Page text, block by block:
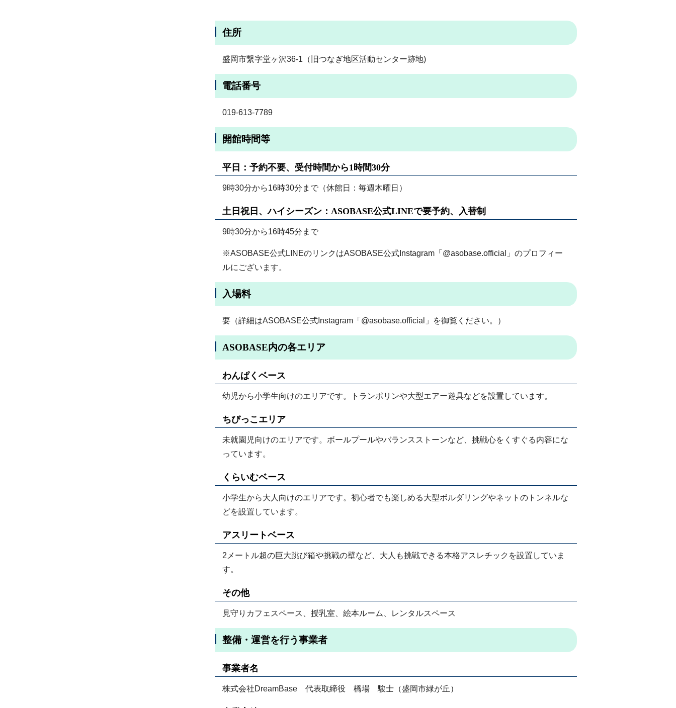
住所
盛岡市繋字堂ヶ沢36-1（旧つなぎ地区活動センター跡地)
電話番号
019-613-7789
開館時間等
平日：予約不要、受付時間から1時間30分
9時30分から16時30分まで（休館日：毎週木曜日）
土日祝日、ハイシーズン：ASOBASE公式LINEで要予約、入替制
9時30分から16時45分まで
※ASOBASE公式LINEのリンクはASOBASE公式Instagram「@asobase.official」のプロフィー
ルにございます。
入場料
要（詳細はASOBASE公式Instagram「@asobase.official」を御覧ください。）
ASOBASE内の各エリア
わんぱくベース
幼児から小学生向けのエリアです。トランポリンや大型エアー遊具などを設置しています。
ちびっこエリア
未就園児向けのエリアです。ボールプールやバランスストーンなど、挑戦心をくすぐる内容にな
っています。
くらいむベース
小学生から大人向けのエリアです。初心者でも楽しめる大型ボルダリングやネットのトンネルな
どを設置しています。
アスリートベース
2メートル超の巨大跳び箱や挑戦の壁など、大人も挑戦できる本格アスレチックを設置していま
す。
その他
見守りカフェスペース、授乳室、絵本ルーム、レンタルスペース
整備・運営を行う事業者
事業者名
株式会社DreamBase 代表取締役 橋場 駿士（盛岡市緑が丘）